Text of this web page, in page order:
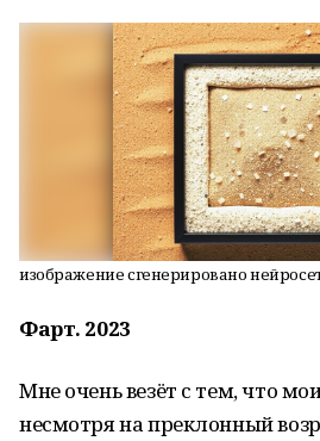
изображение сгенерировано
Фарт. 2023
Мне очень везёт с тем, что
несмотря на преклонный